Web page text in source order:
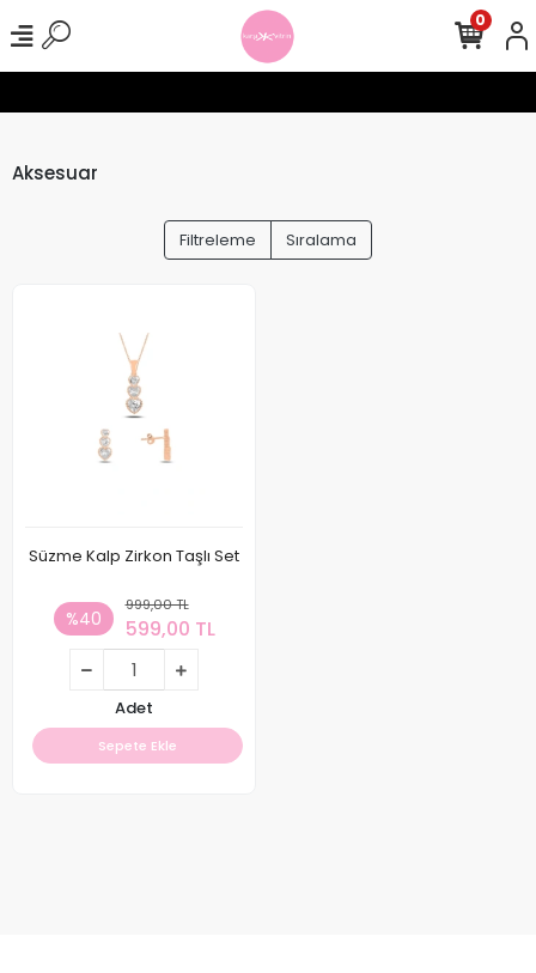
0
Aksesuar
Filtreleme Sıralama
Süzme Kalp Zirkon Taşlı Set
%40
999,00 TL
599,00 TL
Adet
Sepete Ekle